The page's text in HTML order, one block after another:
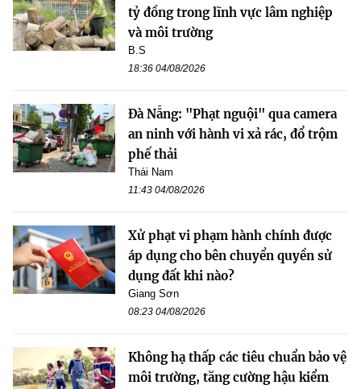
tỷ đồng trong lĩnh vực lâm nghiệp
và môi trường
B.S
18:36 04/08/2026
Đà Nẵng: "Phạt nguội" qua camera
an ninh với hành vi xả rác, đổ trộm
phế thải
Thái Nam
11:43 04/08/2026
Xử phạt vi phạm hành chính được
áp dụng cho bên chuyển quyền sử
dụng đất khi nào?
Giang Sơn
08:23 04/08/2026
Không hạ thấp các tiêu chuẩn bảo vệ
môi trường, tăng cường hậu kiểm